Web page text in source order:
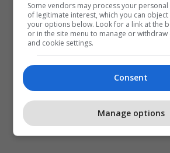
Some vendors may process your
of legitimate interest, which you can
your options below. Look for a link at the
or in the site menu to manage or
and cookie settings.
Consent
Manage options